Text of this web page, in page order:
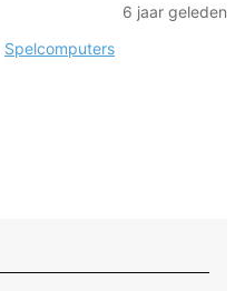
6 jaar geleden
Spelcomputers